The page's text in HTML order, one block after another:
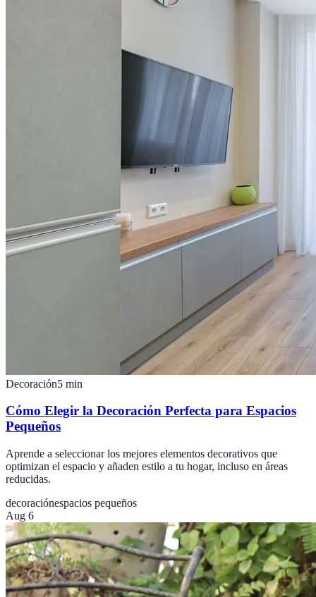
Decoración5 min
Cómo Elegir la Decoración Perfecta para Espacios
Pequeños
Aprende a seleccionar los mejores elementos decorativos que
optimizan el espacio y añaden estilo a tu hogar, incluso en áreas
reducidas.
decoraciónespacios pequeños
Aug 6